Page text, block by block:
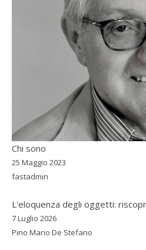
Chi sono
25 Maggio 2023
fastadmin
L'eloquenza degli oggetti:
7 Luglio 2026
Pino Mario De Stefano